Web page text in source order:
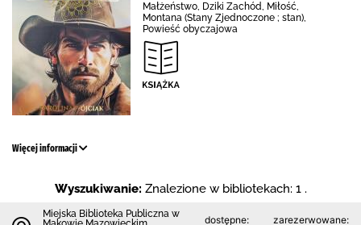
Małżeństwo, Dziki Zachód, Miłość,
Montana (Stany Zjednoczone ; stan),
Powieść obyczajowa
Więcej informacji
Wyszukiwanie: Znalezione w bibliotekach: 1 .
Miejska Biblioteka Publiczna w
dostępne: zarezerwowane: